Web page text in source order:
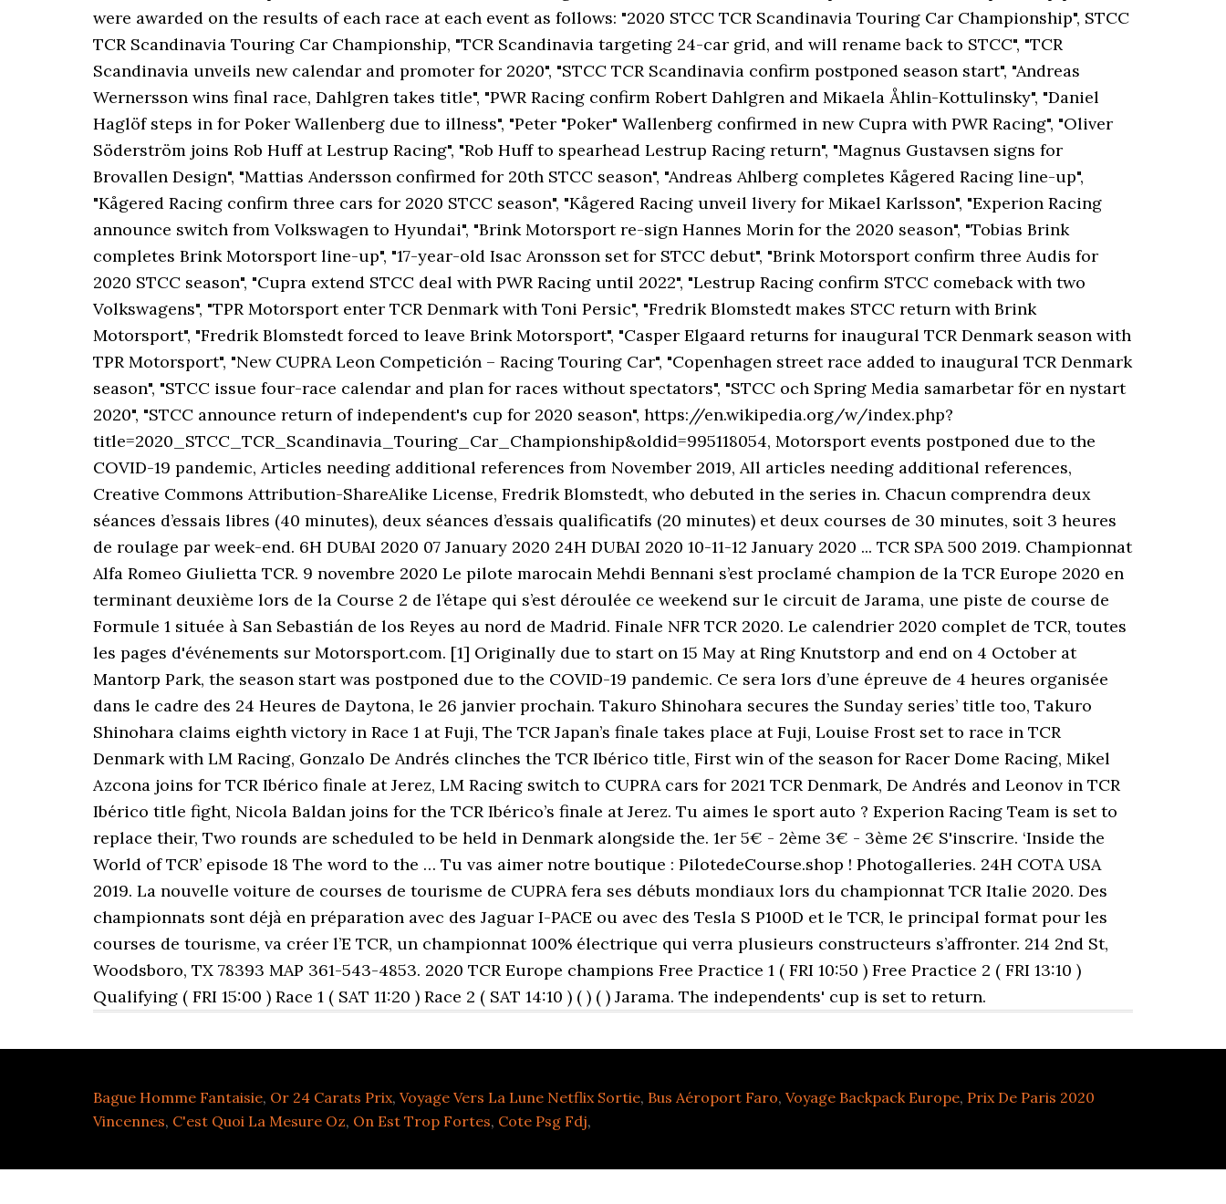
Bague Homme Fantaisie, Or 24 Carats Prix, Voyage Vers La Lune Netflix Sortie, Bus Aéroport Faro, Voyage Backpack Europe, Prix De Paris 2020
Vincennes, C'est Quoi La Mesure Oz, On Est Trop Fortes, Cote Psg Fdj,